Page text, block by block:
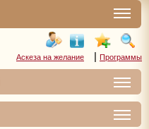
Аскеза на желание | Программы